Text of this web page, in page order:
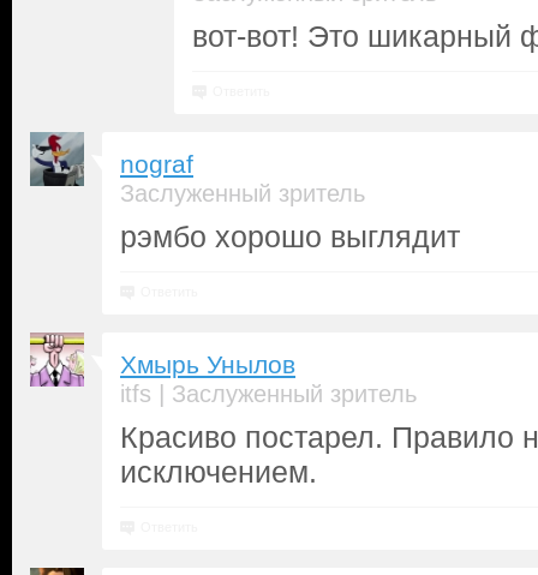
вот-вот! Это шикарный
nograf
Заслуженный зритель
рэмбо хорошо выглядит
Хмырь Унылов
itfs | Заслуженный зритель
Красиво постарел. Правило
исключением.